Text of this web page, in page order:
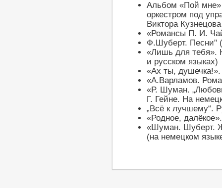
Альбом «Пой
оркестром под
Виктора Кузнецова
«Романсы П. И.
Ф.Шуберт. Песни"
«Лишь для тебя».
и русском языках)
«Ах ты,
«А.Варламов.
«Р. Шуман.
Г. Гейне. На
„Всё к лучшему“.
«Родное,
«Шуман. Шуберт.
(на немецком